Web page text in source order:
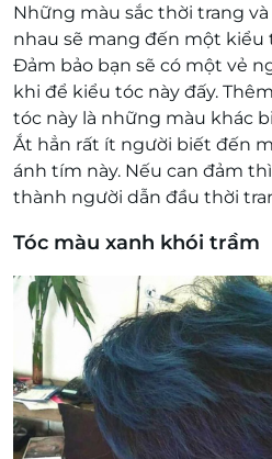
Những màu sắc thời trang
nhau sẽ mang đến một
Đảm bảo bạn sẽ có một vẻ
khi để kiểu tóc này đấy.
tóc này là những màu khác
Ắt hẳn rất ít người biết đến
ánh tím này. Nếu can đảm
thành người dẫn đầu thời
Tóc màu xanh khói trầm